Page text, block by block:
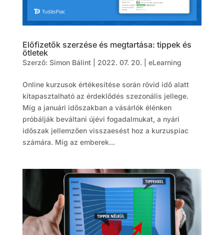
Előfizetők szerzése és megtartása: tippek és
ötletek
Szerző: Simon Bálint| 2022. 07. 20. eLearning
Online kurzusok értékesítése során rövid idő alatt
kitapasztalható az érdeklődés szezonális jellege.
Míg a januári időszakban a vásárlók élénken
próbálják beváltani újévi fogadalmukat, a nyári
időszak jellemzően visszaesést hoz a kurzuspiac
számára. Míg az emberek...